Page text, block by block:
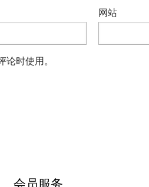
网站
时使用。
会员服务